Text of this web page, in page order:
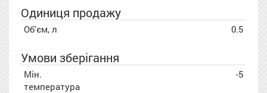
Одиниця продажу
Об'єм, л 0.5
Умови зберігання
Мін.
температура
-5